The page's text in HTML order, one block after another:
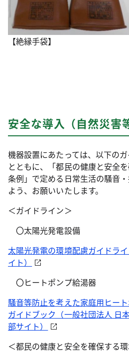
【絶縁手袋】
安全な導入（自然災害
機器設置にあたっては、以下の
とともに、「都民の健康と安全
条例」で定める日常生活の騒音
よう、お願いいたします。
＜ガイドライン＞
〇太陽光発電設備
太陽光発電の環境配慮ガイドラ
イト）
〇ヒートポンプ給湯器
騒音等防止を考えた家庭用ヒー
ガイドブック（一般社団法人 日
部サイト）
＜都民の健康と安全を確保する